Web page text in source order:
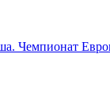
Чемпионат